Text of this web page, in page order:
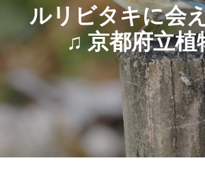
ルリビタキに会
♫ 京都府立植